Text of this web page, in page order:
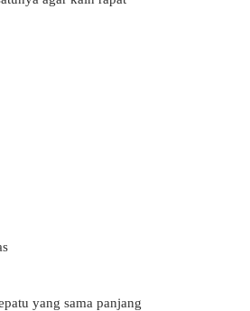
yang sama panjang